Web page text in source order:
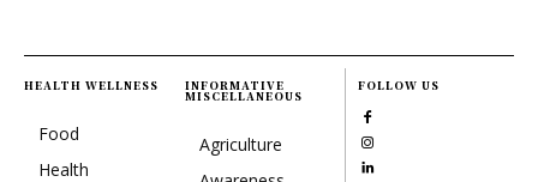
HEALTH WELLNESS
Food
Health
INFORMATIVE
MISCELLANEOUS
Agriculture
FOLLOW US